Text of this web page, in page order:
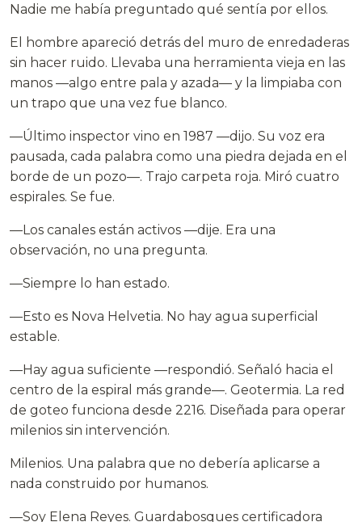
Nadie me había preguntado qué sentía por ellos.
El hombre apareció detrás del muro de enredaderas
sin hacer ruido. Llevaba una herramienta vieja en las
manos —algo entre pala y azada— y la limpiaba con
un trapo que una vez fue blanco.
—Último inspector vino en 1987 —dijo. Su voz era
pausada, cada palabra como una piedra dejada en el
borde de un pozo—. Trajo carpeta roja. Miró cuatro
espirales. Se fue.
—Los canales están activos —dije. Era una
observación, no una pregunta.
—Siempre lo han estado.
—Esto es Nova Helvetia. No hay agua superficial
estable.
—Hay agua suficiente —respondió. Señaló hacia el
centro de la espiral más grande—. Geotermia. La red
de goteo funciona desde 2216. Diseñada para operar
milenios sin intervención.
Milenios. Una palabra que no debería aplicarse a
nada construido por humanos.
—Soy Elena Reyes. Guardabosques certificadora